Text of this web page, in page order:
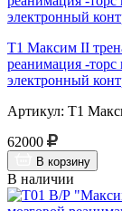
Т1 Максим II
реанимация -
электронный
Артикул: Т1
62000
В корзину
В наличии